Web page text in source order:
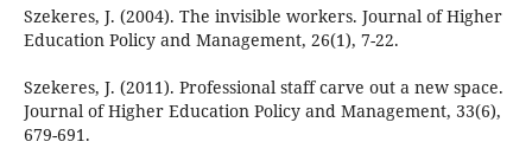
Szekeres, J. (2004). The invisible workers. Journal of Higher
Education Policy and Management, 26(1), 7-22.
Szekeres, J. (2011). Professional staff carve out a new space.
Journal of Higher Education Policy and Management, 33(6),
679-691.